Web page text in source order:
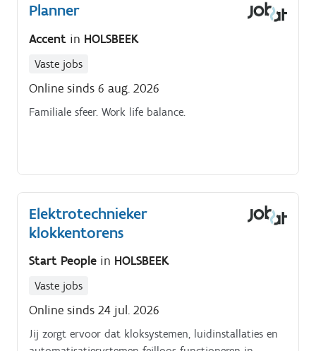
Planner
Accent in HOLSBEEK
Vaste jobs
Online sinds 6 aug. 2026
Familiale sfeer. Work life balance.
Elektrotechnieker
klokkentorens
Start People in HOLSBEEK
Vaste jobs
Online sinds 24 jul. 2026
Jij zorgt ervoor dat kloksystemen, luidinstallaties en